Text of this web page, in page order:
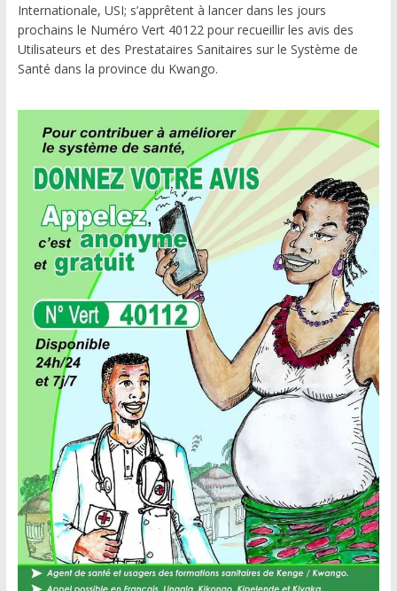
Internationale, USI; s’apprêtent à lancer dans les jours
prochains le Numéro Vert 40122 pour recueillir les avis des
Utilisateurs et des Prestataires Sanitaires sur le Système de
Santé dans la province du Kwango.